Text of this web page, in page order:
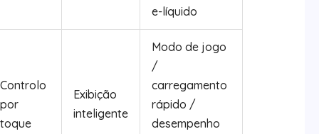
e-líquido
Controlo
por
toque
Exibição
inteligente
Modo de jogo
/
carregamento
rápido /
desempenho